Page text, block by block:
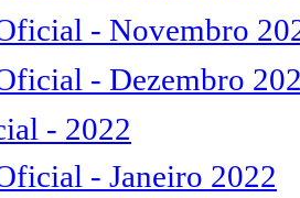
- Novembro
- Dezembro
- 2022
- Janeiro 2022